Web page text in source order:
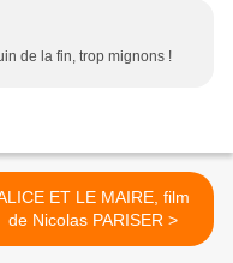
de la fin, trop mignons !
ET LE MAIRE, film
de Nicolas PARISER >